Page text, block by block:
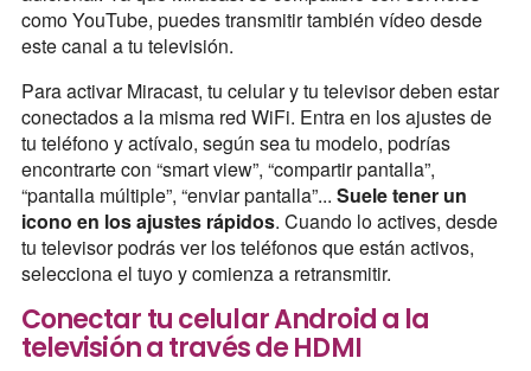
como YouTube, puedes transmitir también vídeo desde
este canal a tu televisión.
Para activar Miracast, tu celular y tu televisor deben estar
conectados a la misma red WiFi. Entra en los ajustes de
tu teléfono y actívalo, según sea tu modelo, podrías
encontrarte con “smart view”, “compartir pantalla”,
“pantalla múltiple”, “enviar pantalla”... Suele tener un
icono en los ajustes rápidos. Cuando lo actives, desde
tu televisor podrás ver los teléfonos que están activos,
selecciona el tuyo y comienza a retransmitir.
Conectar tu celular Android a la
televisión a través de HDMI